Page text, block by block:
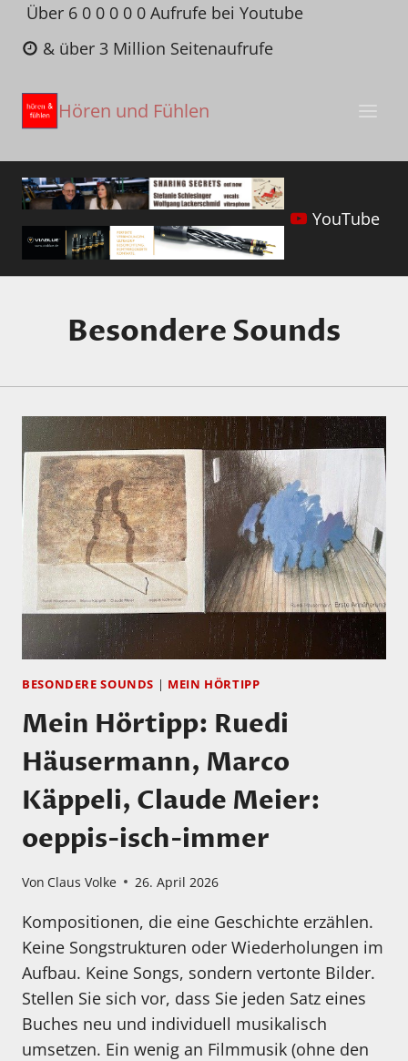
Zum
Inhalt
springen
Über 6 0 0 0 0 0 Aufrufe bei Youtube
& über 3 Million Seitenaufrufe
Hören und Fühlen
YouTube
Besondere Sounds
BESONDERE SOUNDS | MEIN HÖRTIPP
Mein Hörtipp: Ruedi
Häusermann, Marco
Käppeli, Claude Meier:
oeppis-isch-immer
Von Claus Volke 26. April 2026
Kompositionen, die eine Geschichte erzählen.
Keine Songstrukturen oder Wiederholungen im
Aufbau. Keine Songs, sondern vertonte Bilder.
Stellen Sie sich vor, dass Sie jeden Satz eines
Buches neu und individuell musikalisch
umsetzen. Ein wenig an Filmmusik (ohne den